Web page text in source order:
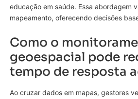
educação em saúde. Essa abordagem
mapeamento, oferecendo decisões
Como o
geoespacial pode
tempo de resposta
Ao cruzar dados em mapas, gestores